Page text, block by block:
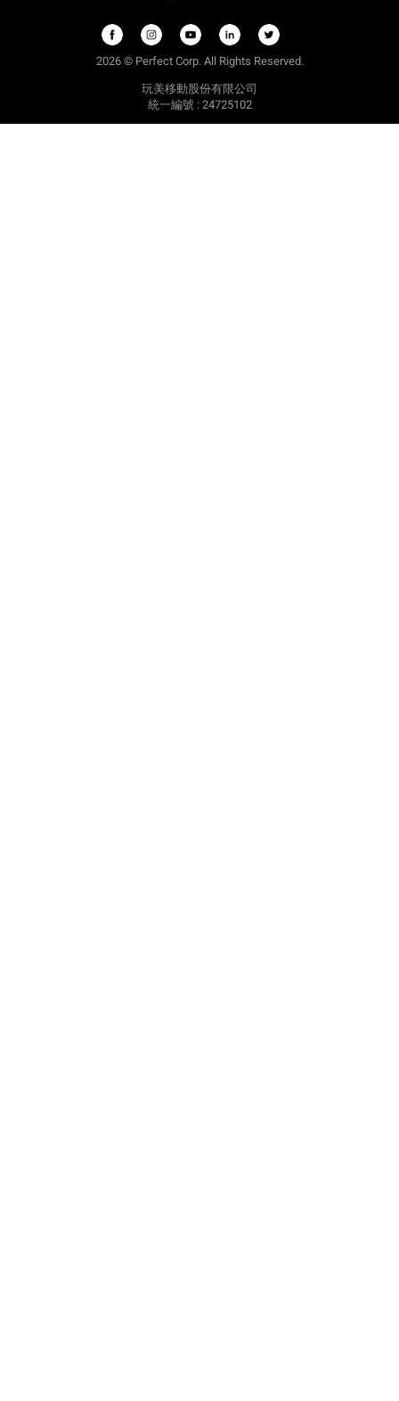
2026 © Perfect Corp. All Rights Reserved.
玩美移動股份有限公司
統一編號 : 24725102